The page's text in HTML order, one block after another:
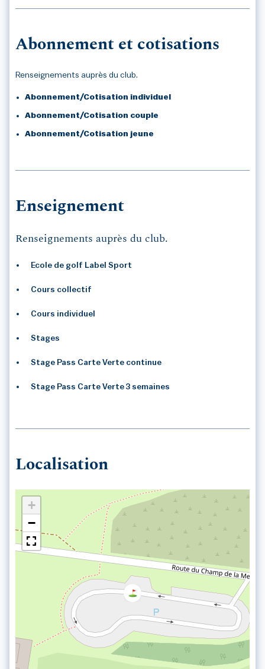
Abonnement et cotisations
Renseignements auprès du club.
Abonnement/Cotisation individuel
Abonnement/Cotisation couple
Abonnement/Cotisation jeune
Enseignement
Renseignements auprès du club.
Ecole de golf Label Sport
Cours collectif
Cours individuel
Stages
Stage Pass Carte Verte continue
Stage Pass Carte Verte 3 semaines
Localisation
+
−